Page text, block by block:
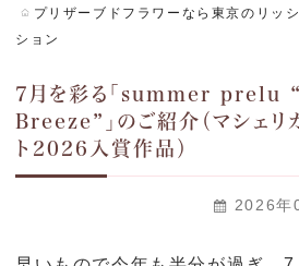
プリザーブドフラワーなら東京のリッ
ション
7月を彩る「summer prelu
Breeze”」のご紹介（マシェリ
ト2026入賞作品）
2026年